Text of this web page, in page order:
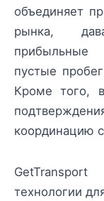
объединяет
рынка,
пустые
Кроме того,
координацию
технологии